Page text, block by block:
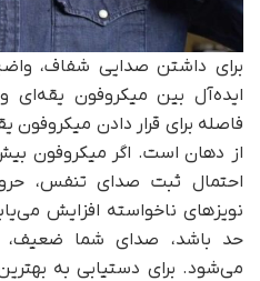
برای داشتن صدایی شفاف،
ایده‌آل بین میکروفون
فاصله برای قرار دادن میکروفون
از دهان است. اگر میکروفون
احتمال ثبت صدای تنفس،
نویزهای ناخواسته افزایش
حد باشد، صدای شما
می‌شود. برای دستیابی به